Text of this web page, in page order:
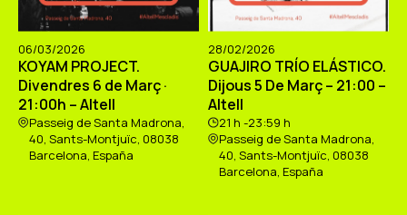
06/03/2026
KOYAM PROJECT.
Divendres 6 de Març ·
21:00h – Altell
Passeig de Santa Madrona,
40, Sants-Montjuïc, 08038
Barcelona, España
28/02/2026
GUAJIRO TRÍO ELÁSTICO.
Dijous 5 De Març – 21:00 –
Altell
21 h -23:59 h
Passeig de Santa Madrona,
40, Sants-Montjuïc, 08038
Barcelona, España